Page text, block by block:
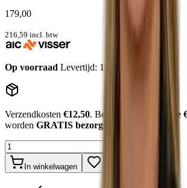
179,00
216,59 incl. btw
Op voorraad Levertijd: 1-2 werkdagen
Verzendkosten €12,50. Bestellingen
boven de
worden GRATIS bezorgd
In winkelwagen